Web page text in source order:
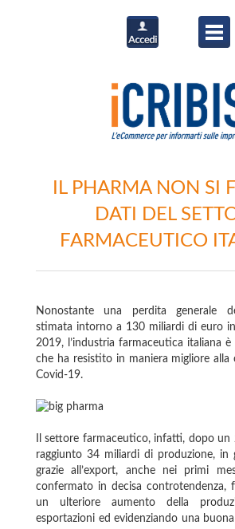
IL PHARMA NON SI
DATI DEL
FARMACEUTICO
Nonostante una perdita generale
stimata intorno a 130 miliardi di euro
2019, l’industria farmaceutica italiana
che ha resistito in maniera migliore alla
Covid-19.
Il settore farmaceutico, infatti, dopo un
raggiunto 34 miliardi di produzione, in
grazie all’export, anche nei primi
confermato in decisa controtendenza,
un ulteriore aumento della
esportazioni ed evidenziando una